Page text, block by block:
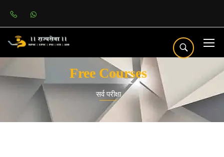
Free Courses
सर्व परीक्षा